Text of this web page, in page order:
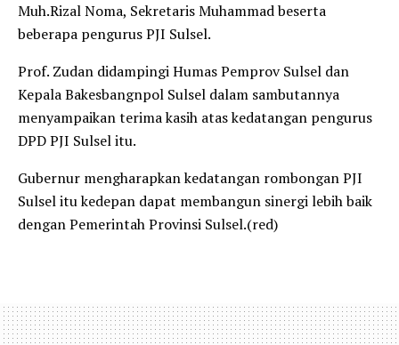
Muh.Rizal Noma, Sekretaris Muhammad beserta
beberapa pengurus PJI Sulsel.
Prof. Zudan didampingi Humas Pemprov Sulsel dan
Kepala Bakesbangnpol Sulsel dalam sambutannya
menyampaikan terima kasih atas kedatangan pengurus
DPD PJI Sulsel itu.
Gubernur mengharapkan kedatangan rombongan PJI
Sulsel itu kedepan dapat membangun sinergi lebih baik
dengan Pemerintah Provinsi Sulsel.(red)